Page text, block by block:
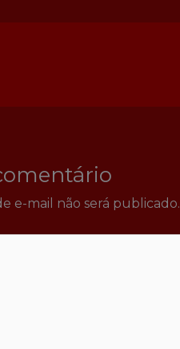
e-mail não será publicado.